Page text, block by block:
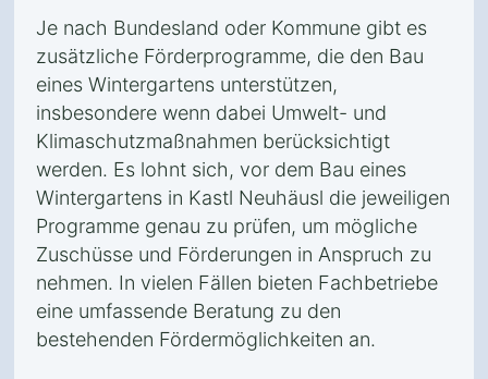
Je nach Bundesland oder Kommune gibt es
zusätzliche Förderprogramme, die den Bau
eines Wintergartens unterstützen,
insbesondere wenn dabei Umwelt- und
Klimaschutzmaßnahmen berücksichtigt
werden. Es lohnt sich, vor dem Bau eines
Wintergartens in Kastl Neuhäusl die jeweiligen
Programme genau zu prüfen, um mögliche
Zuschüsse und Förderungen in Anspruch zu
nehmen. In vielen Fällen bieten Fachbetriebe
eine umfassende Beratung zu den
bestehenden Fördermöglichkeiten an.